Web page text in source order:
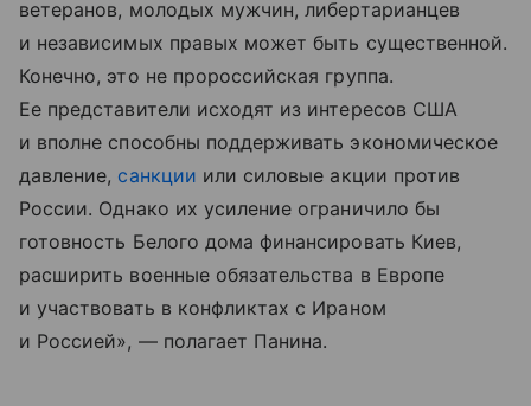
ветеранов, молодых мужчин, либертарианцев
и независимых правых может быть существенной.
Конечно, это не пророссийская группа.
Ее представители исходят из интересов США
и вполне способны поддерживать экономическое
давление, санкции или силовые акции против
России. Однако их усиление ограничило бы
готовность Белого дома финансировать Киев,
расширить военные обязательства в Европе
и участвовать в конфликтах с Ираном
и Россией», — полагает Панина.